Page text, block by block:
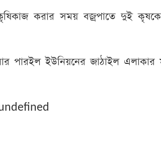
করার সময় বজ্রপাতে দুই
পারইল ইউনিয়নের জাঠাইল এলাকার